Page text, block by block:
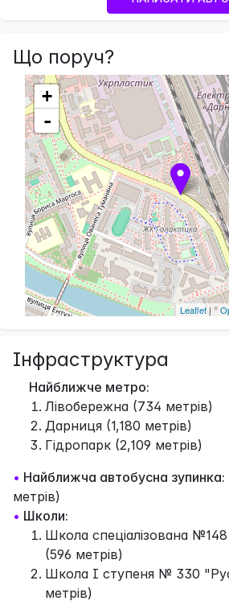
Що поруч?
+
-
Leaflet | ©
Інфраструктура
Найближче метро:
Лівобережна (734 метрів)
Дарниця (1,180 метрів)
Гідропарк (2,109 метрів)
• Найближча автобусна зупинка:
метрів)
• Школи:
Школа спеціалізована №148
(596 метрів)
Школа І ступеня № 330
метрів)